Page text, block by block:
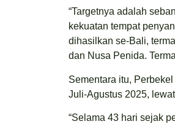
“Targetnya adalah
kekuatan tempat
dihasilkan se-Bali,
dan Nusa Penida.
Sementara itu,
Juli-Agustus 2025,
“Selama 43 hari sejak